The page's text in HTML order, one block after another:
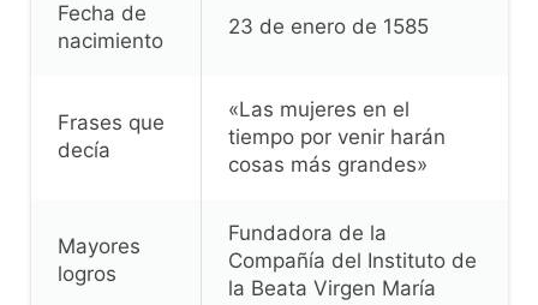
Fecha de
nacimiento
23 de enero de 1585
Frases que
decía
«Las mujeres en el
tiempo por venir harán
cosas más grandes»
Mayores
logros
Fundadora de la
Compañía del Instituto de
la Beata Virgen María